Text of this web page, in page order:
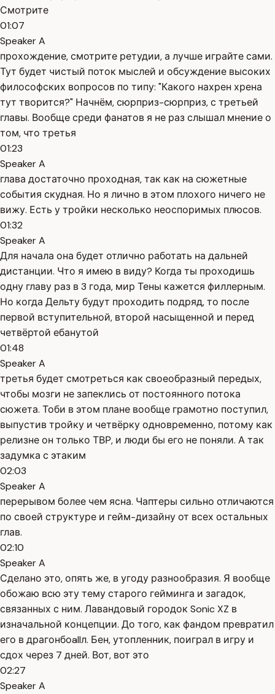
Смотрите
01:07
Speaker A
прохождение, смотрите ретудии, а лучше играйте сами.
Тут будет чистый поток мыслей и обсуждение высоких
философских вопросов по типу: "Какого нахрен хрена
тут творится?" Начнём, сюрприз-сюрприз, с третьей
главы. Вообще среди фанатов я не раз слышал мнение о
том, что третья
01:23
Speaker A
глава достаточно проходная, так как на сюжетные
события скудная. Но я лично в этом плохого ничего не
вижу. Есть у тройки несколько неоспоримых плюсов.
01:32
Speaker A
Для начала она будет отлично работать на дальней
дистанции. Что я имею в виду? Когда ты проходишь
одну главу раз в 3 года, мир Тены кажется филлерным.
Но когда Дельту будут проходить подряд, то после
первой вступительной, второй насыщенной и перед
четвёртой ебанутой
01:48
Speaker A
третья будет смотреться как своеобразный передых,
чтобы мозги не запеклись от постоянного потока
сюжета. Тоби в этом плане вообще грамотно поступил,
выпустив тройку и четвёрку одновременно, потому как
релизне он только ТВР, и люди бы его не поняли. А так
задумка с этаким
02:03
Speaker A
перерывом более чем ясна. Чаптеры сильно отличаются
по своей структуре и гейм-дизайну от всех остальных
глав.
02:10
Speaker A
Сделано это, опять же, в угоду разнообразия. Я вообще
обожаю всю эту тему старого гейминга и загадок,
связанных с ним. Лавандовый городок Sonic XZ в
изначальной концепции. До того, как фандом превратил
его в драгонбоallл. Бен, утопленник, поиграл в игру и
сдох через 7 дней. Вот, вот это
02:27
Speaker A